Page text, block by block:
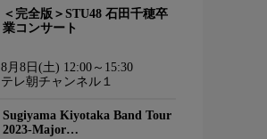
＜完全版＞STU48 石田千穂卒
業コンサート
8月8日(土) 12:00～15:30
テレ朝チャンネル１
Sugiyama Kiyotaka Band Tour
2023-Major…